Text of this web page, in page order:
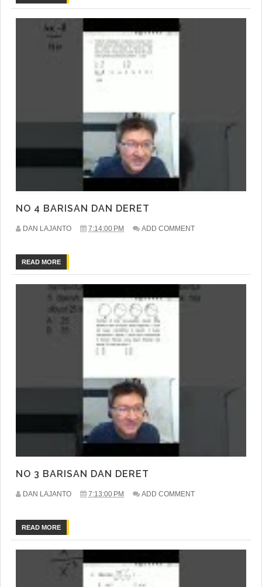
NO 4 BARISAN DAN DERET
DAN LAJANTO 7:14:00 PM ADD COMMENT
READ MORE
NO 3 BARISAN DAN DERET
DAN LAJANTO 7:13:00 PM ADD COMMENT
READ MORE